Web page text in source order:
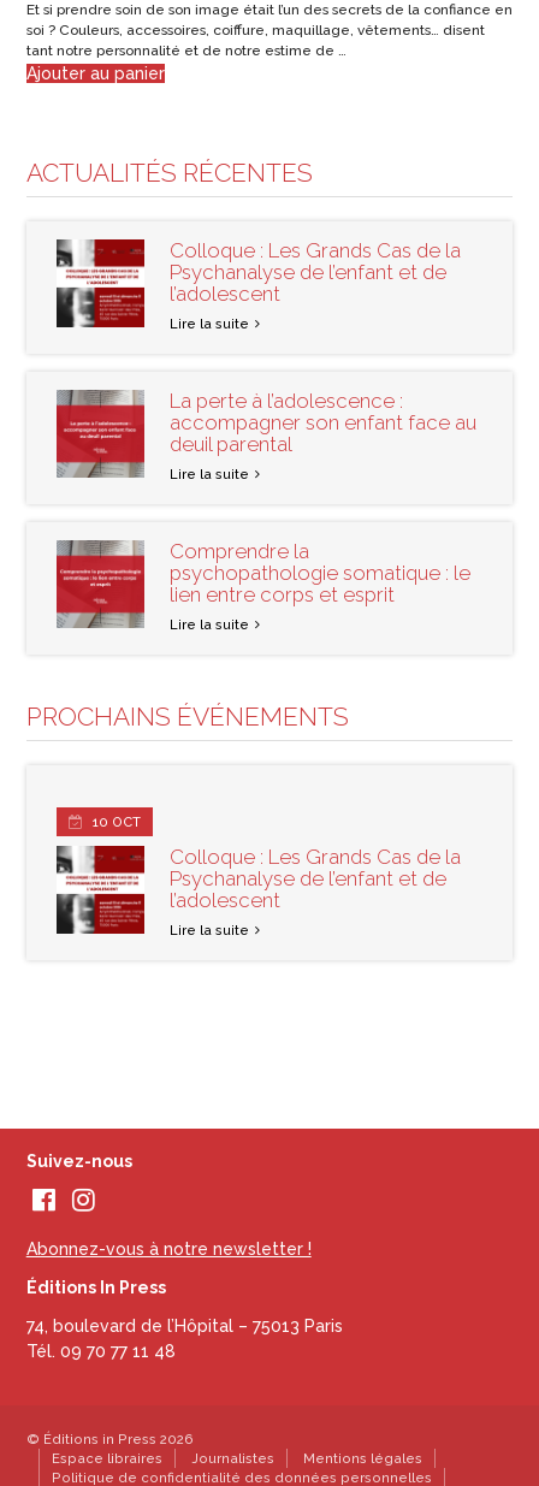
Et si prendre soin de son image était l’un des secrets de la confiance en
soi ? Couleurs, accessoires, coiffure, maquillage, vêtements… disent
tant notre personnalité et de notre estime de …
Ajouter au panier
ACTUALITÉS RÉCENTES
Colloque : Les Grands Cas de la
Psychanalyse de l’enfant et de
l’adolescent
Lire la suite
La perte à l’adolescence :
accompagner son enfant face au
deuil parental
Lire la suite
Comprendre la
psychopathologie somatique : le
lien entre corps et esprit
Lire la suite
PROCHAINS ÉVÉNEMENTS
10 OCT
Colloque : Les Grands Cas de la
Psychanalyse de l’enfant et de
l’adolescent
Lire la suite
Suivez-nous
Abonnez-vous à notre newsletter !
Éditions In Press
74, boulevard de l’Hôpital – 75013 Paris
Tél. 09 70 77 11 48
© Éditions in Press 2026
Espace libraires
Journalistes
Mentions légales
Politique de confidentialité des données personnelles